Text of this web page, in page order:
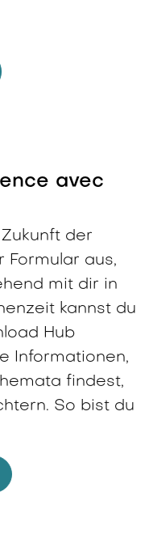
avec
der
Formular aus,
mit dir in
kannst du
Hub
Informationen,
findest,
So bist du